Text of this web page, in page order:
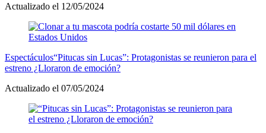
Actualizado el 12/05/2024
Espectáculos“Pitucas sin Lucas”: Protagonistas se reunieron para el
estreno ¿Lloraron de emoción?
Actualizado el 07/05/2024